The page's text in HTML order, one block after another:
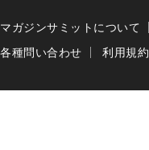
マガジンサミットについて
各種問い合わせ
利用規約